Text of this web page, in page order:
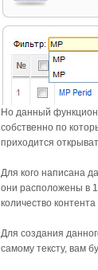
Но данный
собственно по
приходится
Для кого написана
они расположены в 1
количество
Для создания
самому тексту, вам